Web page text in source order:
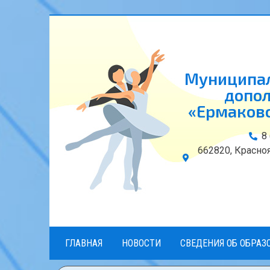
8
662820,
ГЛАВНАЯ НОВОСТИ СВЕДЕНИЯ ОБ